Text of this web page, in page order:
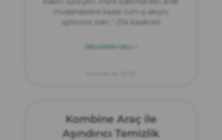
müdahalelere kadar tüm iş akışını
optimize edin.” (154 karakter)
DEVAMINI OKU »
Kombine Araç ile
Aşındırıcı Temizlik